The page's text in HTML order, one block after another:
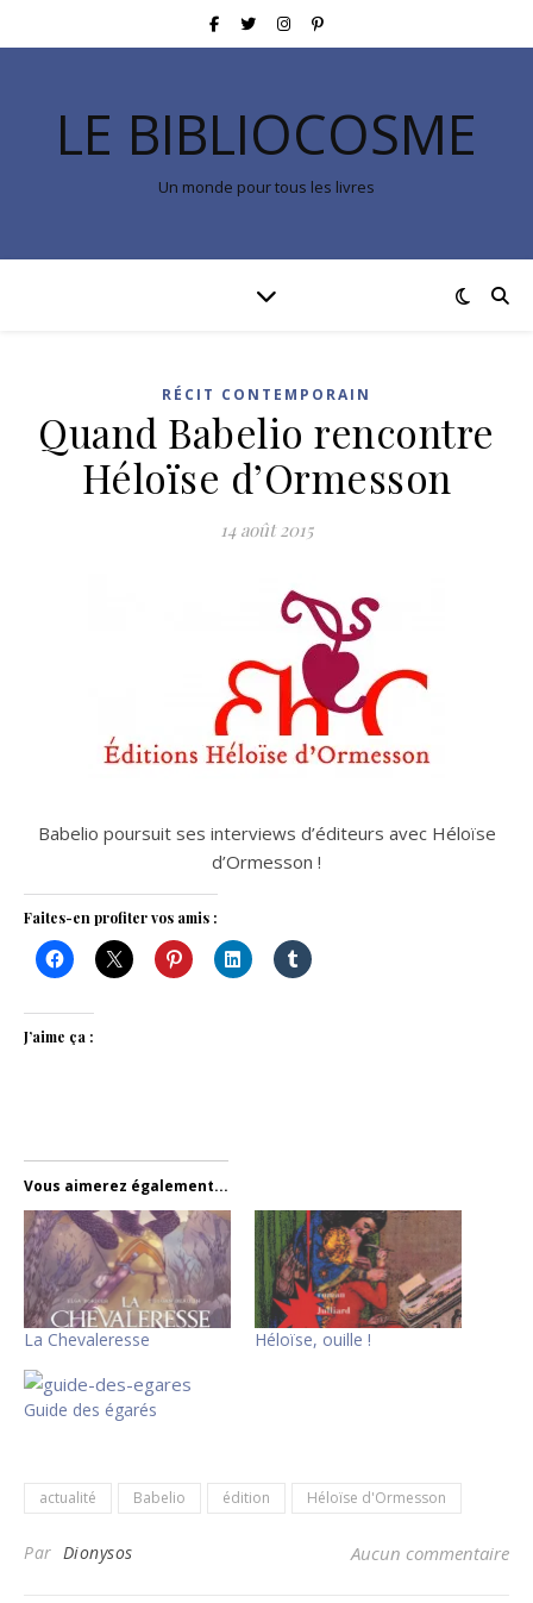
LE BIBLIOCOSME
Un monde pour tous les livres
RÉCIT CONTEMPORAIN
Quand Babelio rencontre
Héloïse d’Ormesson
14 août 2015
Babelio poursuit ses interviews d’éditeurs avec Héloïse
d’Ormesson !
Faites-en profiter vos amis :
J’aime ça :
Vous aimerez également...
La Chevaleresse Héloïse, ouille !
Guide des égarés
actualité Babelio édition Héloïse d'Ormesson
Par Dionysos Aucun commentaire